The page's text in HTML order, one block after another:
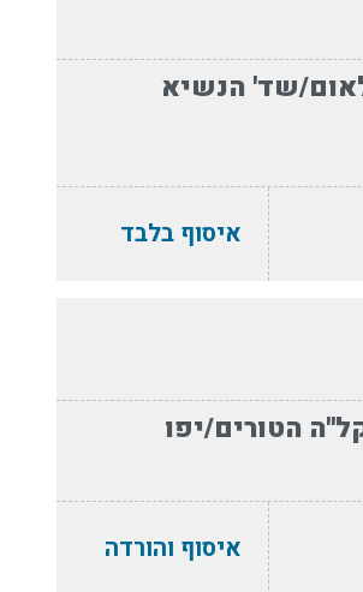
שד' הנשיא
איסוף בלבד
הטורים/יפו
איסוף והורדה